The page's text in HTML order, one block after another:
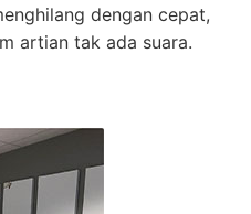
dengan cepat,
artian tak ada suara.